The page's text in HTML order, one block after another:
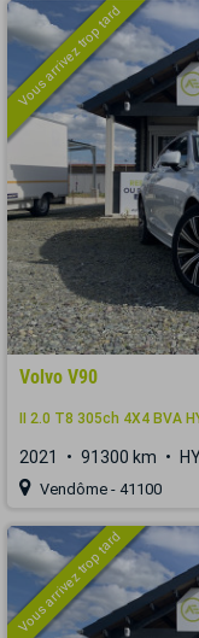
Vous arrivez trop tard
Volvo V90
II 2.0 T8 305ch 4X4 BVA
2021 91300 km
Vendôme - 41100
Vous arrivez trop tard